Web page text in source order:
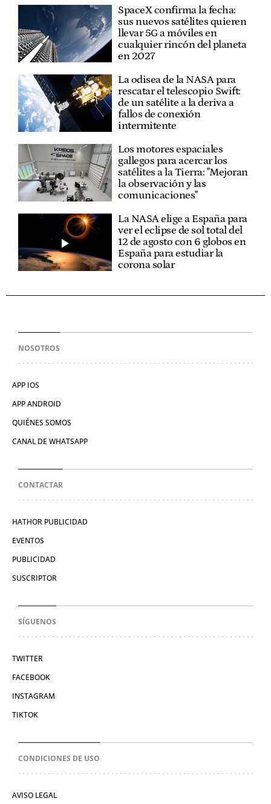
SpaceX confirma la fecha:
sus nuevos satélites quieren
llevar 5G a móviles en
cualquier rincón del planeta
en 2027
La odisea de la NASA para
rescatar el telescopio Swift:
de un satélite a la deriva a
fallos de conexión
intermitente
Los motores espaciales
gallegos para acercar los
satélites a la Tierra: "Mejoran
la observación y las
comunicaciones"
La NASA elige a España para
ver el eclipse de sol total del
12 de agosto con 6 globos en
España para estudiar la
corona solar
NOSOTROS
APP IOS
APP ANDROID
QUIÉNES SOMOS
CANAL DE WHATSAPP
CONTACTAR
HATHOR PUBLICIDAD
EVENTOS
PUBLICIDAD
SUSCRIPTOR
SÍGUENOS
TWITTER
FACEBOOK
INSTAGRAM
TIKTOK
CONDICIONES DE USO
AVISO LEGAL